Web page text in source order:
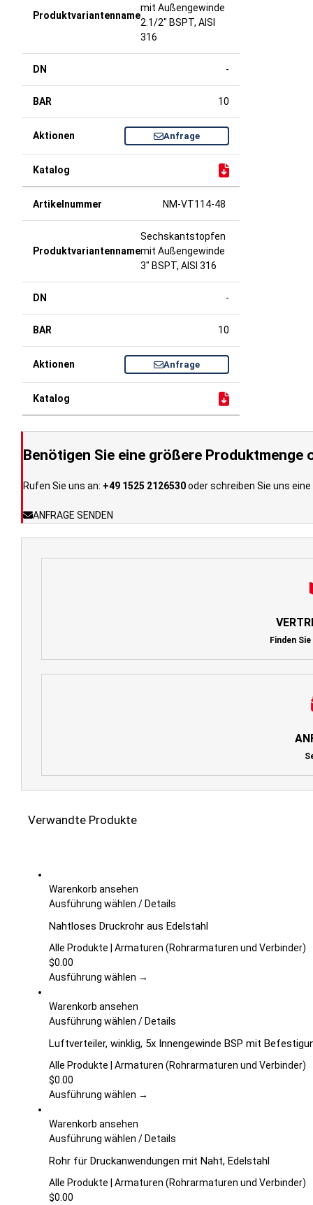
mit Außengewinde
2.1/2" BSPT, AISI
316
-
10
Anfrage
NM-VT114-48
Sechskantstopfen
mit Außengewinde
3" BSPT, AISI 316
-
10
Anfrage
Benötigen Sie eine größere Produktmenge
Rufen Sie uns an: +49 1525 2126530oder schreiben Sie uns eine
ANFRAGE SENDEN
Finden
Verwandte Produkte
Warenkorb ansehen
Ausführung wählen Dieses
weist
mehrere
auf.
Optionen
können
der
Produktseite
werden
/Details
Nahtloses Druckrohr aus Edelstahl
Alle Produkte | Armaturen (Rohrarmaturen und Verbinder)
$0.00
Ausführung wählen →
Warenkorb ansehen
Ausführung wählen Dieses
weist
mehrere
auf.
Optionen
können
der
Produktseite
/Details
Luftverteiler, winklig, 5x Innengewinde BSP mit
Alle Produkte | Armaturen (Rohrarmaturen und Verbinder)
$0.00
Ausführung wählen →
Warenkorb ansehen
Ausführung wählen Dieses
weist
mehrere
/Details
Rohr für Druckanwendungen mit Naht, Edelstahl
Alle Produkte | Armaturen (Rohrarmaturen und Verbinder)
$0.00